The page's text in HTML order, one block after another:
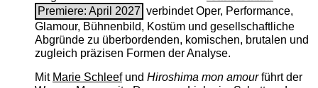
Premiere: April 2027 verbindet Oper, Performance,
Glamour, Bühnenbild, Kostüm und gesellschaftliche
Abgründe zu überbordenden, komischen, brutalen und
zugleich präzisen Formen der Analyse.
Mit Marie Schleefund Hiroshima mon amourführt der